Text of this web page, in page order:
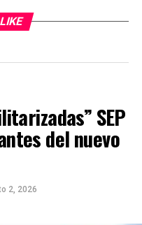
SEP
del nuevo
2, 2026